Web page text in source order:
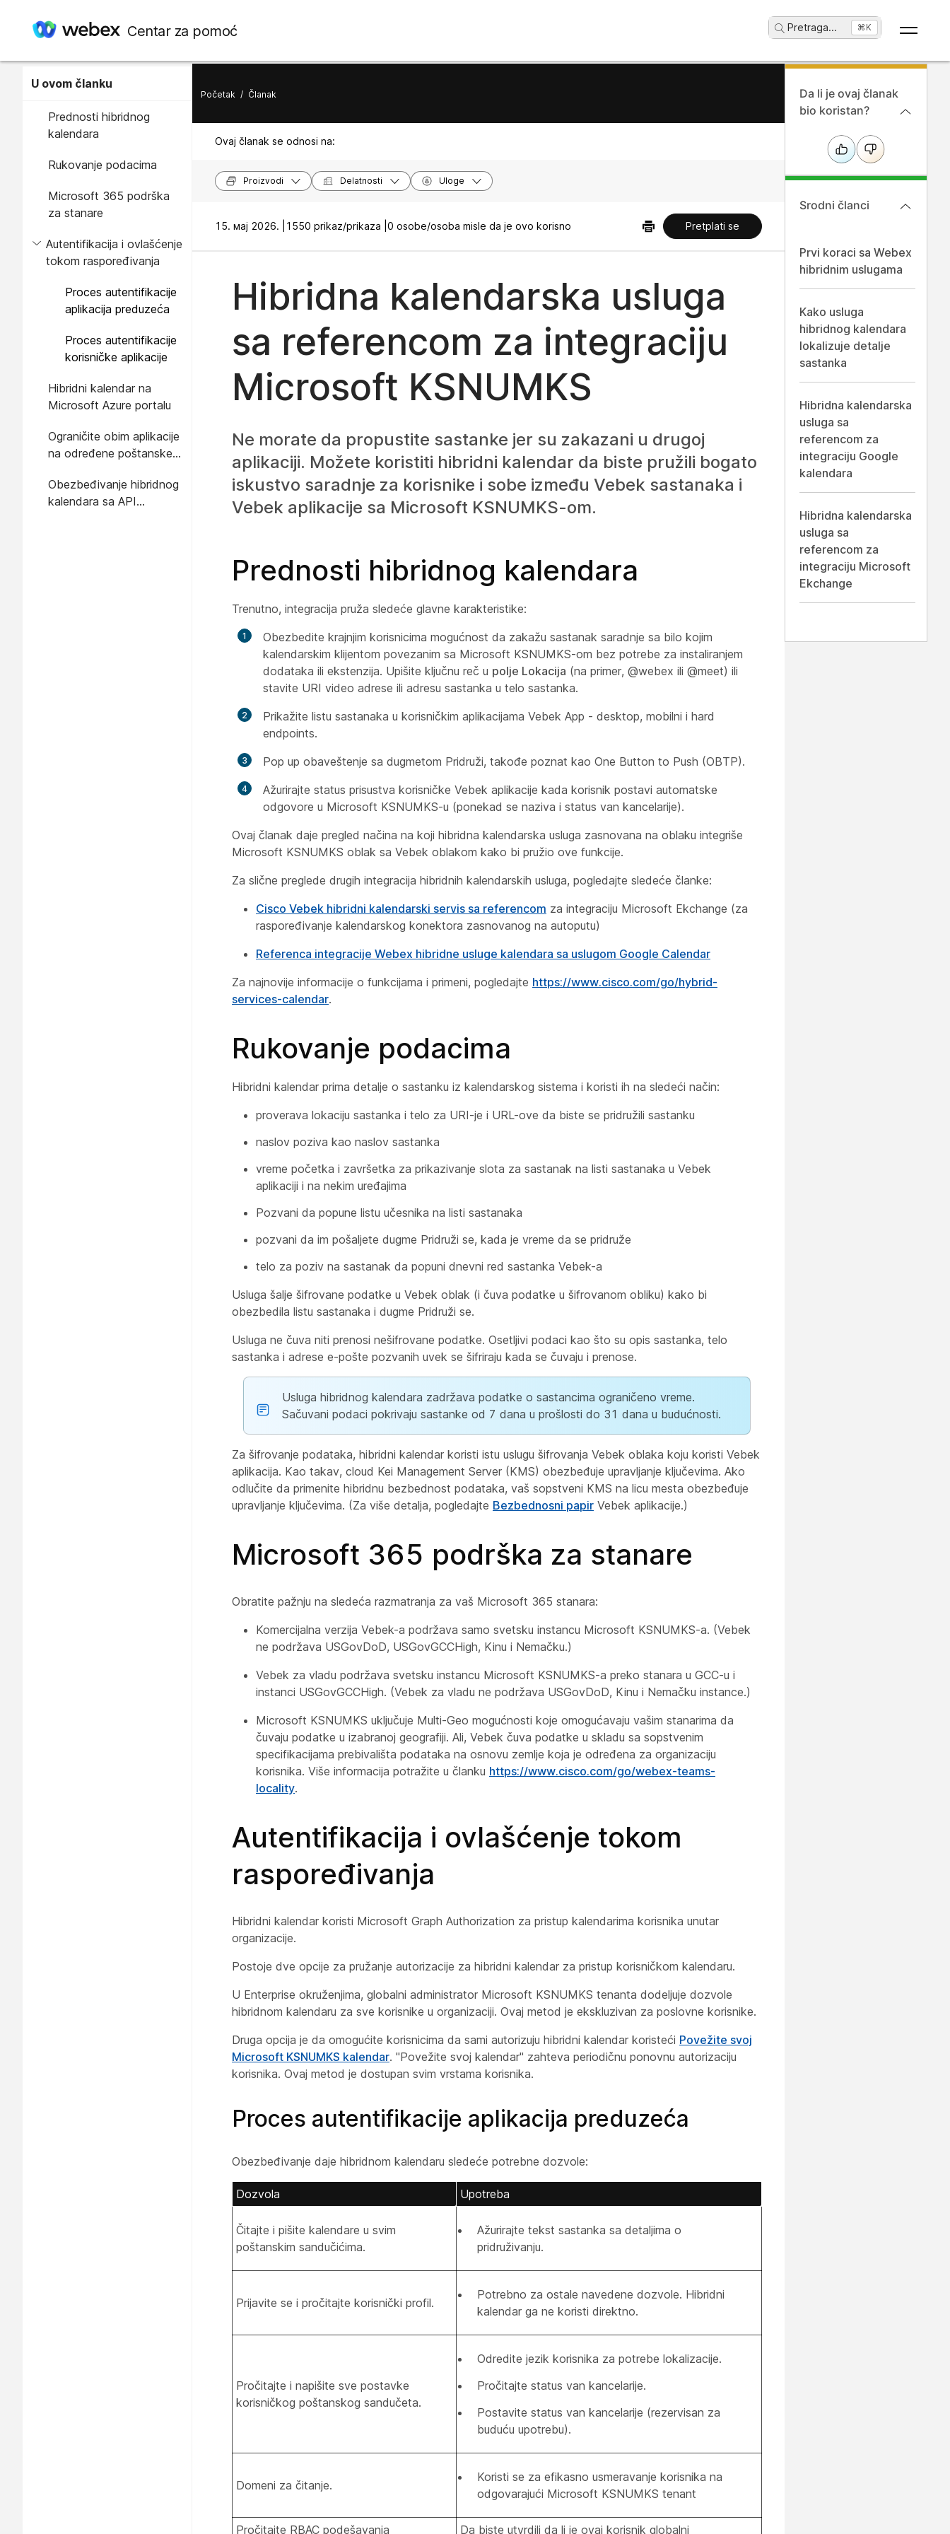
Centar za pomoć Pretraga... ⌘K
U ovom članku
Prednosti hibridnog
kalendara
Rukovanje podacima
Microsoft 365 podrška
za stanare
Autentifikacija i ovlašćenje
tokom raspoređivanja
Proces autentifikacije
aplikacija preduzeća
Proces autentifikacije
korisničke aplikacije
Hibridni kalendar na
Microsoft Azure portalu
Ograničite obim aplikacije
na određene poštanske
Obezbeđivanje hibridnog
kalendara sa API
Početak / Članak
Ovaj članak se odnosi na:
Proizvodi Delatnosti Uloge
15. мај 2026. | 1550 prikaz/prikaza | 0 osobe/osoba misle da je ovo korisno Pretplati se
Hibridna kalendarska usluga
sa referencom za integraciju
Microsoft KSNUMKS
Ne morate da propustite sastanke jer su zakazani u drugoj
aplikaciji. Možete koristiti hibridni kalendar da biste pružili bogato
iskustvo saradnje za korisnike i sobe između Vebek sastanaka i
Vebek aplikacije sa Microsoft KSNUMKS-om.
Prednosti hibridnog kalendara
Trenutno, integracija pruža sledeće glavne karakteristike:
Obezbedite krajnjim korisnicima mogućnost da zakažu sastanak saradnje sa bilo kojim
kalendarskim klijentom povezanim sa Microsoft KSNUMKS-om bez potrebe za instaliranjem
dodataka ili ekstenzija. Upišite ključnu reč u polje Lokacija (na primer, @webex ili @meet) ili
stavite URI video adrese ili adresu sastanka u telo sastanka.
Prikažite listu sastanaka u korisničkim aplikacijama Vebek App - desktop, mobilni i hard
endpoints.
Pop up obaveštenje sa dugmetom Pridruži, takođe poznat kao One Button to Push (OBTP).
Ažurirajte status prisustva korisničke Vebek aplikacije kada korisnik postavi automatske
odgovore u Microsoft KSNUMKS-u (ponekad se naziva i status van kancelarije).
Ovaj članak daje pregled načina na koji hibridna kalendarska usluga zasnovana na oblaku integriše
Microsoft KSNUMKS oblak sa Vebek oblakom kako bi pružio ove funkcije.
Za slične preglede drugih integracija hibridnih kalendarskih usluga, pogledajte sledeće članke:
Cisco Vebek hibridni kalendarski servis sa referencom za integraciju Microsoft Ekchange (za
raspoređivanje kalendarskog konektora zasnovanog na autoputu)
Referenca integracije Webex hibridne usluge kalendara sa uslugom Google Calendar
Za najnovije informacije o funkcijama i primeni, pogledajte https://www.cisco.com/​go/​hybrid-
services-calendar.
Rukovanje podacima
Hibridni kalendar prima detalje o sastanku iz kalendarskog sistema i koristi ih na sledeći način:
proverava lokaciju sastanka i telo za URI-je i URL-ove da biste se pridružili sastanku
naslov poziva kao naslov sastanka
vreme početka i završetka za prikazivanje slota za sastanak na listi sastanaka u Vebek
aplikaciji i na nekim uređajima
Pozvani da popune listu učesnika na listi sastanaka
pozvani da im pošaljete dugme Pridruži se, kada je vreme da se pridruže
telo za poziv na sastanak da popuni dnevni red sastanka Vebek-a
Usluga šalje šifrovane podatke u Vebek oblak (i čuva podatke u šifrovanom obliku) kako bi
obezbedila listu sastanaka i dugme Pridruži se.
Usluga ne čuva niti prenosi nešifrovane podatke. Osetljivi podaci kao što su opis sastanka, telo
sastanka i adrese e-pošte pozvanih uvek se šifriraju kada se čuvaju i prenose.
Usluga hibridnog kalendara zadržava podatke o sastancima ograničeno vreme.
Sačuvani podaci pokrivaju sastanke od 7 dana u prošlosti do 31 dana u budućnosti.
Za šifrovanje podataka, hibridni kalendar koristi istu uslugu šifrovanja Vebek oblaka koju koristi Vebek
aplikacija. Kao takav, cloud Kei Management Server (KMS) obezbeđuje upravljanje ključevima. Ako
odlučite da primenite hibridnu bezbednost podataka, vaš sopstveni KMS na licu mesta obezbeđuje
upravljanje ključevima. (Za više detalja, pogledajte Bezbednosni papir Vebek aplikacije.)
Microsoft 365 podrška za stanare
Obratite pažnju na sledeća razmatranja za vaš Microsoft 365 stanara:
Komercijalna verzija Vebek-a podržava samo svetsku instancu Microsoft KSNUMKS-a. (Vebek
ne podržava USGovDoD, USGovGCCHigh, Kinu i Nemačku.)
Vebek za vladu podržava svetsku instancu Microsoft KSNUMKS-a preko stanara u GCC-u i
instanci USGovGCCHigh. (Vebek za vladu ne podržava USGovDoD, Kinu i Nemačku instance.)
Microsoft KSNUMKS uključuje Multi-Geo mogućnosti koje omogućavaju vašim stanarima da
čuvaju podatke u izabranoj geografiji. Ali, Vebek čuva podatke u skladu sa sopstvenim
specifikacijama prebivališta podataka na osnovu zemlje koja je određena za organizaciju
korisnika. Više informacija potražite u članku https://www.cisco.com/go/webex-teams-
locality.
Autentifikacija i ovlašćenje tokom
raspoređivanja
Hibridni kalendar koristi Microsoft Graph Authorization za pristup kalendarima korisnika unutar
organizacije.
Postoje dve opcije za pružanje autorizacije za hibridni kalendar za pristup korisničkom kalendaru.
U Enterprise okruženjima, globalni administrator Microsoft KSNUMKS tenanta dodeljuje dozvole
hibridnom kalendaru za sve korisnike u organizaciji. Ovaj metod je ekskluzivan za poslovne korisnike.
Druga opcija je da omogućite korisnicima da sami autorizuju hibridni kalendar koristeći Povežite svoj
Microsoft KSNUMKS kalendar. "Povežite svoj kalendar" zahteva periodičnu ponovnu autorizaciju
korisnika. Ovaj metod je dostupan svim vrstama korisnika.
Proces autentifikacije aplikacija preduzeća
Obezbeđivanje daje hibridnom kalendaru sledeće potrebne dozvole:
Dozvola Upotreba
Čitajte i pišite kalendare u svim
poštanskim sandučićima.
Ažurirajte tekst sastanka sa detaljima o
pridruživanju.
Prijavite se i pročitajte korisnički profil.
Potrebno za ostale navedene dozvole. Hibridni
kalendar ga ne koristi direktno.
Pročitajte i napišite sve postavke
korisničkog poštanskog sandučeta.
Odredite jezik korisnika za potrebe lokalizacije.
Pročitajte status van kancelarije.
Postavite status van kancelarije (rezervisan za
buduću upotrebu).
Domeni za čitanje.
Koristi se za efikasno usmeravanje korisnika na
odgovarajući Microsoft KSNUMKS tenant
Pročitajte RBAC podešavanja Da biste utvrdili da li je ovaj korisnik globalni
Da li je ovaj članak
bio koristan?
Srodni članci
Prvi koraci sa Webex
hibridnim uslugama
Kako usluga
hibridnog kalendara
lokalizuje detalje
sastanka
Hibridna kalendarska
usluga sa
referencom za
integraciju Google
kalendara
Hibridna kalendarska
usluga sa
referencom za
integraciju Microsoft
Ekchange